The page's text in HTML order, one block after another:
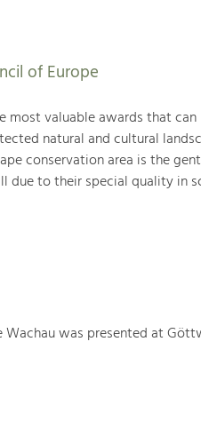
of Europe
most valuable awards that can
natural and cultural
conservation area is the
due to their special quality in
Wachau was presented at